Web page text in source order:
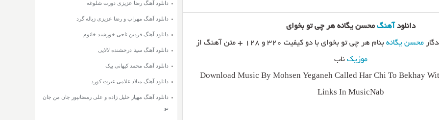
دانلود آهنگمحسن یگانه هر چی تو بخوای
محسن یگانه بنام هر چی تو بخوای با دو کیفیت ۳۲۰ و ۱۲۸ + متن آهنگ از
موزیک ناب
Download Music By Mohsen Yeganeh Called Har Chi To Bekhay
Links In MusicNab
دانلود آهنگ رضا عزیزی دورت شلوغه
دانلود آهنگ مهراب و رضا عزیزی زباله گرد
دانلود آهنگ فردین ناجی خورشید خانوم
دانلود آهنگ سینا درخشنده لالایی
دانلود آهنگ محمد کیهانی پیک
دانلود آهنگ میلاد غلامی غیرت کورد
دانلود آهنگ مهیار خلیل زاده و علی رمضانپور جان من جان
تو